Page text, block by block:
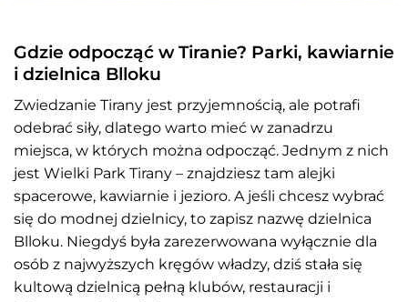
Gdzie odpocząć w Tiranie? Parki, kawiarnie
i dzielnica Blloku
Zwiedzanie Tirany jest przyjemnością, ale potrafi
odebrać siły, dlatego warto mieć w zanadrzu
miejsca, w których można odpocząć. Jednym z nich
jest Wielki Park Tirany – znajdziesz tam alejki
spacerowe, kawiarnie i jezioro. A jeśli chcesz wybrać
się do modnej dzielnicy, to zapisz nazwę dzielnica
Blloku. Niegdyś była zarezerwowana wyłącznie dla
osób z najwyższych kręgów władzy, dziś stała się
kultową dzielnicą pełną klubów, restauracji i